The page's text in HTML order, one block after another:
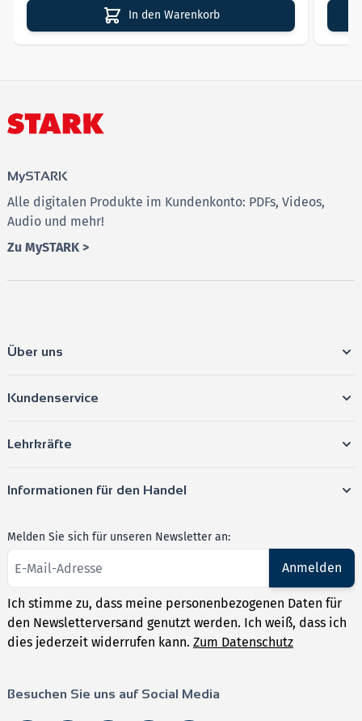
In den Warenkorb
MySTARK
Alle digitalen Produkte im Kundenkonto: PDFs, Videos,
Audio und mehr!
Zu MySTARK >
Über uns
Kundenservice
Lehrkräfte
Informationen für den Handel
Melden Sie sich für unseren Newsletter an:
Anmelden
Ich stimme zu, dass meine personenbezogenen Daten für
den Newsletterversand genutzt werden. Ich weiß, dass ich
dies jederzeit widerrufen kann. Zum Datenschutz
Besuchen Sie uns auf Social Media